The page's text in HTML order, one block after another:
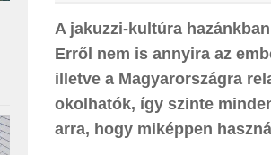
A jakuzzi-kultúra
Erről nem is annyira az
illetve a Magyarországra
okolhatók, így szinte
arra, hogy miképpen